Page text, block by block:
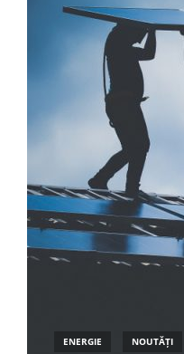
ENERGIE NOUTĂȚI